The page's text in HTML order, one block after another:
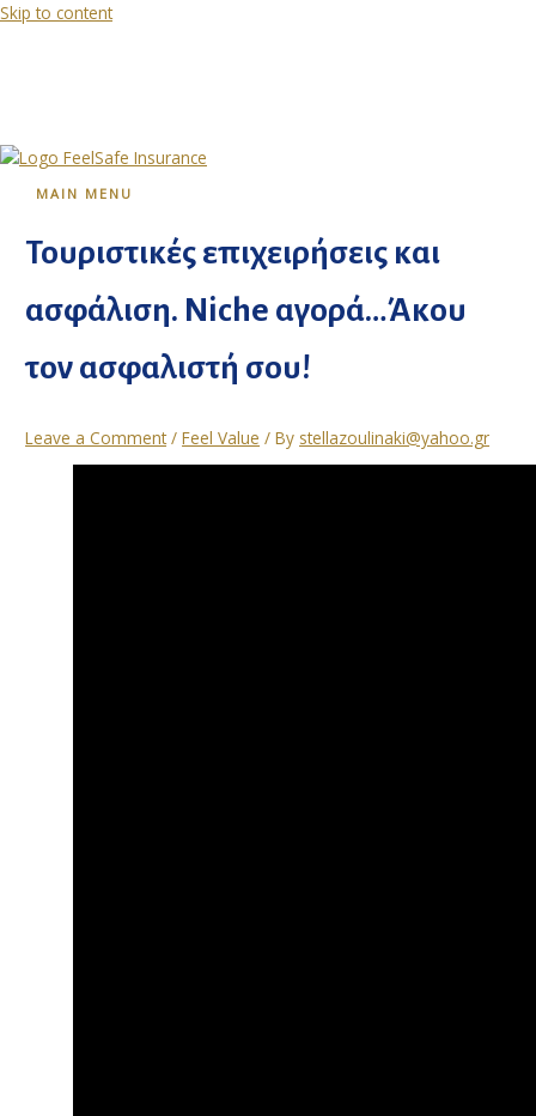
Skip to content
MAIN MENU
Τουριστικές επιχειρήσεις και
ασφάλιση. Niche αγορά…Άκου
τον ασφαλιστή σου!
Leave a Comment /Feel Value / By stellazoulinaki@yahoo.gr